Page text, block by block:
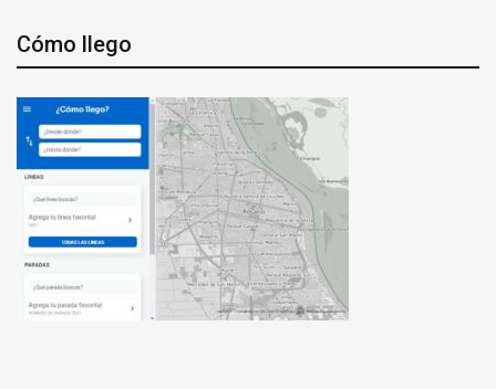
Cómo llego